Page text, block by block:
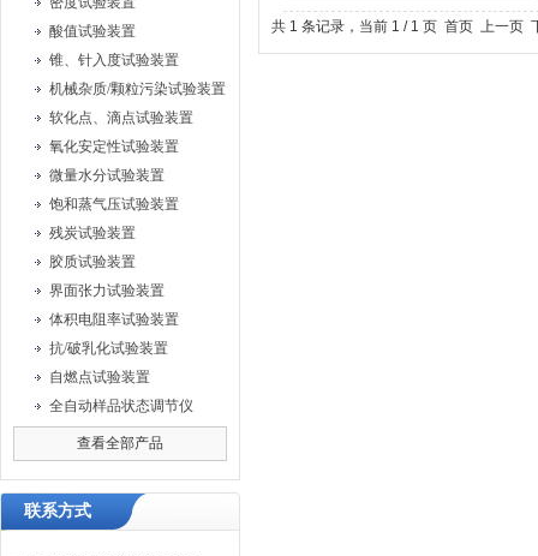
酸值试验装置
锥、针入度试验装置
机械杂质/颗粒污染试验装置
软化点、滴点试验装置
氧化安定性试验装置
微量水分试验装置
饱和蒸气压试验装置
残炭试验装置
胶质试验装置
界面张力试验装置
体积电阻率试验装置
抗/破乳化试验装置
自燃点试验装置
全自动样品状态调节仪
查看全部产品
联系方式
共 1 条记录，当前 1 / 1 页 首页 上一页